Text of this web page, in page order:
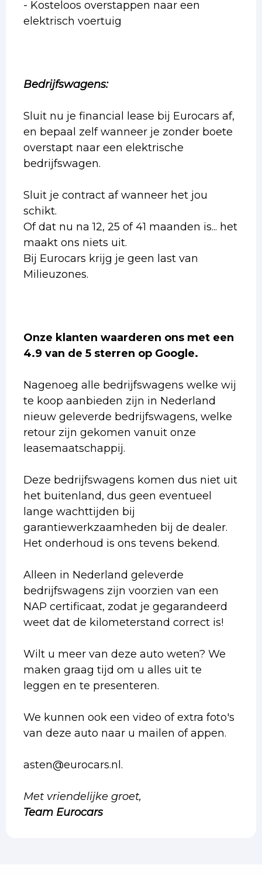
- Kosteloos overstappen naar een
elektrisch voertuig
Bedrijfswagens:
Sluit nu je financial lease bij Eurocars af,
en bepaal zelf wanneer je zonder boete
overstapt naar een elektrische
bedrijfswagen.
Sluit je contract af wanneer het jou
schikt.
Of dat nu na 12, 25 of 41 maanden is... het
maakt ons niets uit.
Bij Eurocars krijg je geen last van
Milieuzones.
Onze klanten waarderen ons met een
4.9 van de 5 sterren op Google.
Nagenoeg alle bedrijfswagens welke wij
te koop aanbieden zijn in Nederland
nieuw geleverde bedrijfswagens, welke
retour zijn gekomen vanuit onze
leasemaatschappij.
Deze bedrijfswagens komen dus niet uit
het buitenland, dus geen eventueel
lange wachttijden bij
garantiewerkzaamheden bij de dealer.
Het onderhoud is ons tevens bekend.
Alleen in Nederland geleverde
bedrijfswagens zijn voorzien van een
NAP certificaat, zodat je gegarandeerd
weet dat de kilometerstand correct is!
Wilt u meer van deze auto weten? We
maken graag tijd om u alles uit te
leggen en te presenteren.
We kunnen ook een video of extra foto's
van deze auto naar u mailen of appen.
asten@eurocars.nl.
Met vriendelijke groet,
Team Eurocars